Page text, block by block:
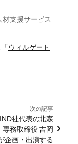
支援サービス
ウィルゲート
次の記事
社代表の北森
専務取締役 吉岡
企画・出演する